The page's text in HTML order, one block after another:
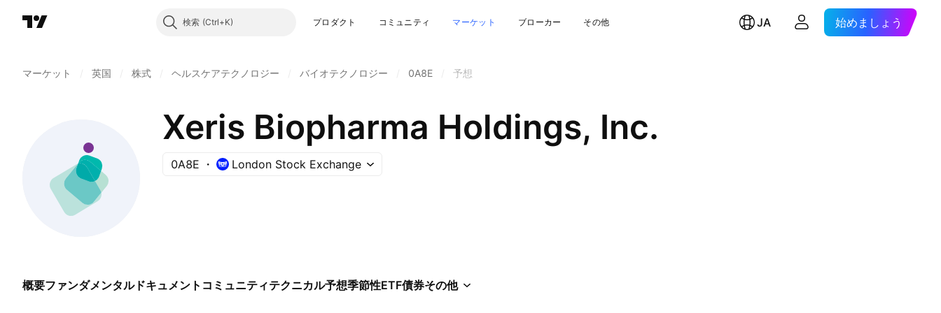
検索 プロダクト コミュニティ マーケット ブローカー その他 JA 始めましょう
マーケット 英国 株式 ヘルスケアテクノロジー バイオテクノロジー 0A8E 予想
Xeris Biopharma Holdings, Inc.
0A8E London Stock Exchange
概要ファンダメンタルドキュメント コミュニティテクニカル予想季節性ETF債券その他